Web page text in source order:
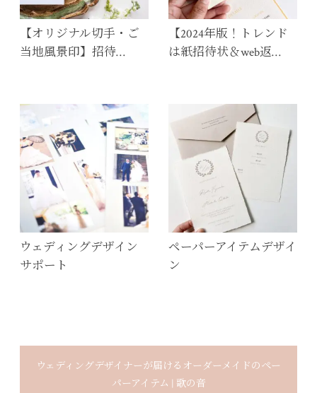
【オリジナル切手・ご
当地風景印】招待…
【2024年版！トレンド
は紙招待状＆web返…
ウェディングデザイン
サポート
ペーパーアイテムデザイ
ン
ウェディングデザイナーが届けるオーダーメイドのペー
パーアイテム | 歌の音